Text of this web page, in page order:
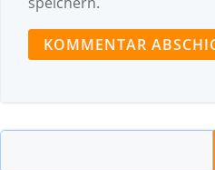
Suchen